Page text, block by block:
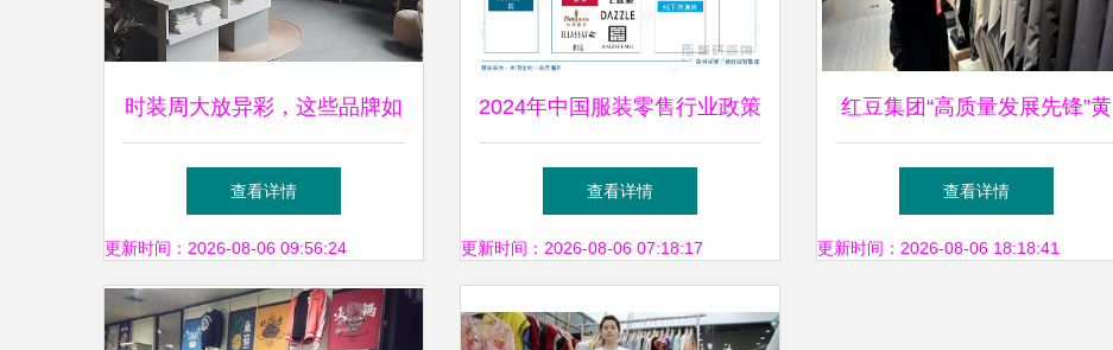
时装周大放异彩，这些品牌如
何征服零售新赛道？
查看详情
更新时间：2026-08-06 09:56:24
2024年中国服装零售行业政策
汇总、零售额、竞争格局及发
展趋势研判
查看详情
更新时间：2026-08-06 07:18:17
红豆集团“高质量发展先锋”黄
小艳 用贴心服务开创门店新
零售服装零售
查看详情
更新时间：2026-08-06 18:18:41